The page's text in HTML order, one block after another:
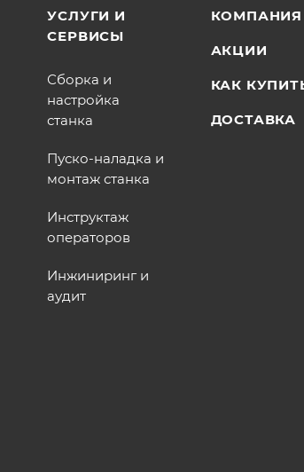
УСЛУГИ И
СЕРВИСЫ
Сборка и
настройка
станка
Пуско-наладка и
монтаж станка
Инструктаж
операторов
Инжиниринг и
аудит
КОМПАНИЯ
АКЦИИ
КАК
ДОСТАВКА